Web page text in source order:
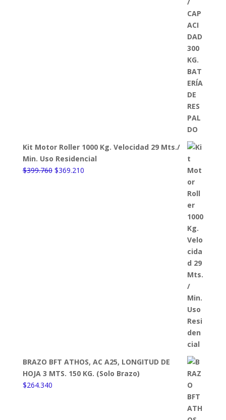
Kit Motor Roller 1000 Kg. Velocidad 29 Mts./
Min. Uso Residencial
$399.760 El
$369.210El
BRAZO BFT ATHOS, AC A25, LONGITUD DE
HOJA 3 MTS. 150 KG. (Solo Brazo)
$264.340